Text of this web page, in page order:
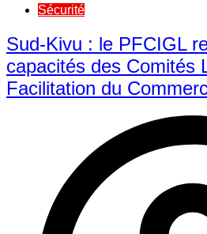
Sécurité
Sud-Kivu : le PFCIGL
capacités des Comités
Facilitation du